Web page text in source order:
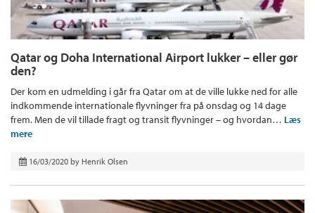
Qatar og Doha International Airport lukker – eller gør
den?
Der kom en udmelding i går fra Qatar om at de ville lukke ned for alle
indkommende internationale flyvninger fra på onsdag og 14 dage
frem. Men de vil tillade fragt og transit flyvninger – og hvordan… Læs
mere
16/03/2020 by Henrik Olsen